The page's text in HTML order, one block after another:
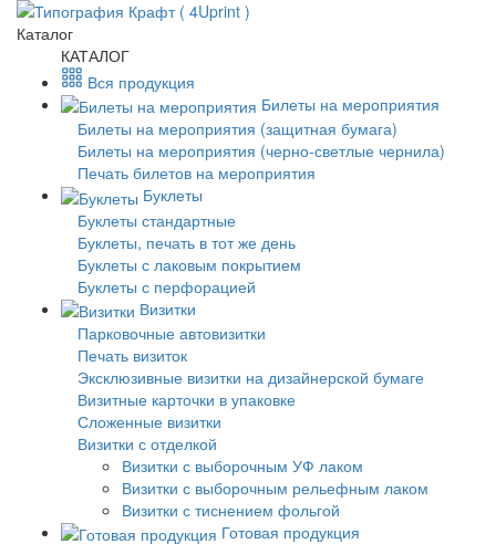
Каталог
КАТАЛОГ
Вся продукция
Билеты на мероприятия
Билеты на мероприятия (защитная бумага)
Билеты на мероприятия (черно-светлые чернила)
Печать билетов на мероприятия
Буклеты
Буклеты стандартные
Буклеты, печать в тот же день
Буклеты с лаковым покрытием
Буклеты с перфорацией
Визитки
Парковочные автовизитки
Печать визиток
Эксклюзивные визитки на дизайнерской бумаге
Визитные карточки в упаковке
Сложенные визитки
Визитки с отделкой
Визитки с выборочным УФ лаком
Визитки с выборочным рельефным лаком
Визитки с тиснением фольгой
Готовая продукция